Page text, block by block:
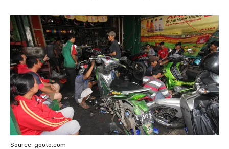
Source: gooto.com